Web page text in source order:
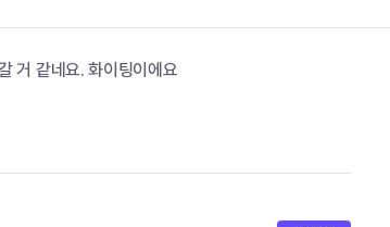
거 같네요. 화이팅이에요